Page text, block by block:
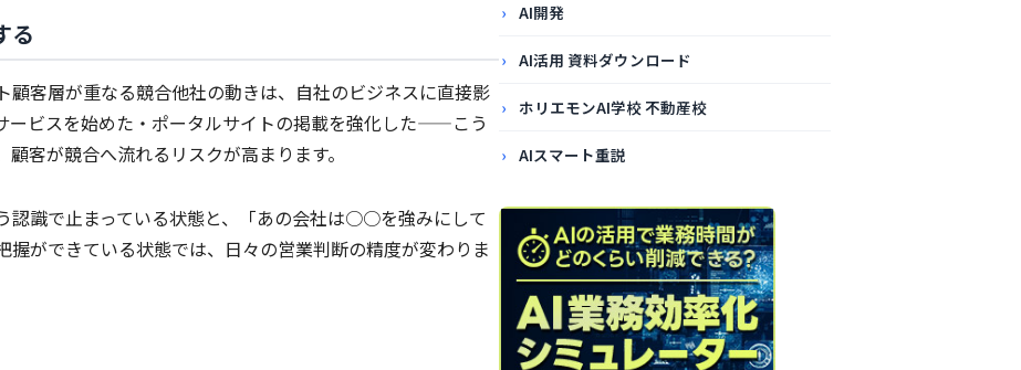
る
客層が重なる競合他社の動きは、自社のビジネスに直接影
ービスを始めた・ポータルサイトの掲載を強化した——こう
客が競合へ流れるリスクが高まります。
認識で止まっている状態と、「あの会社は○○を強みにして
ができている状態では、日々の営業判断の精度が変わりま
AI開発
AI活用 資料ダウンロード
ホリエモンAI学校 不動産校
AIスマート重説